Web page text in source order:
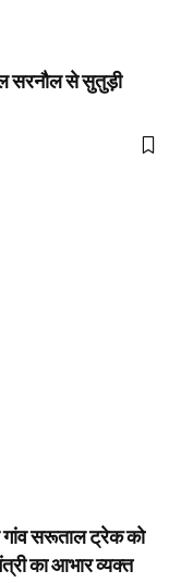
सरनौल से सुतुड़ी
गांव सरूताल ट्रेक को
का आभार व्यक्त